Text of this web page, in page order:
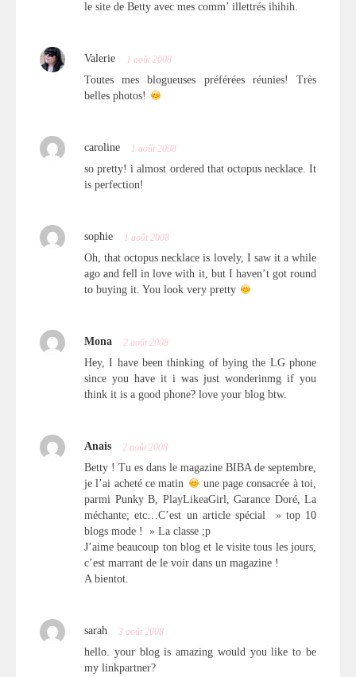
le site de Betty avec mes comm’ illettrés ihihih.
Valerie 1 août 2008
Toutes mes blogueuses préférées réunies! Très
belles photos!
caroline 1 août 2008
so pretty! i almost ordered that octopus necklace. It
is perfection!
sophie 1 août 2008
Oh, that octopus necklace is lovely, I saw it a while
ago and fell in love with it, but I haven’t got round
to buying it. You look very pretty
Mona 2 août 2008
Hey, I have been thinking of bying the LG phone
since you have it i was just wonderinmg if you
think it is a good phone? love your blog btw.
Anais 2 août 2008
Betty ! Tu es dans le magazine BIBA de septembre,
je l’ai acheté ce matin
une page consacrée à toi,
parmi Punky B, PlayLikeaGirl, Garance Doré, La
méchante; etc…C’est un article spécial » top 10
blogs mode ! » La classe ;p
J’aime beaucoup ton blog et le visite tous les jours,
c’est marrant de le voir dans un magazine !
A bientot.
sarah 3 août 2008
hello. your blog is amazing would you like to be
my linkpartner?